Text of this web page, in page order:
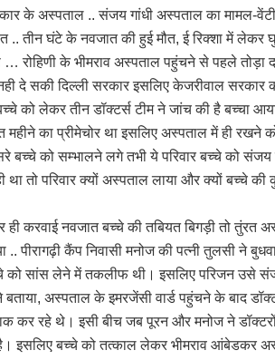
के अस्पताल .. संजय गांधी अस्पताल का मामल-
तीन घंटे के नवजात की हुई मौत, ई रिक्शा में लेकर
के भीमराव अस्पताल पहुंचने से पहले तोड़ा
दे सकी दिल्ली सरकार इसलिए केजरीवाल
को लेकर तीन डॉक्टर्स टीम ने जांच की है बच्चा
का प्रीमेचोर था इसलिए अस्पताल में ही रखने
बच्चे को सम्भालने लगे तभी ये परिवार बच्चे को संजय
तो परिवार क्यों अस्पताल लाया और क्यों बच्चे की
ही करवाई नवजात बच्चे की तबियत बिगड़ी तो तुंरत
पीरागढ़ी कैंप निवासी मनोज की पत्नी तुलसी ने
को सांस लेने में तकलीफ थी। इसलिए परिजन उसे
अस्पताल के इमरजेंसी वार्ड पहुंचने के बाद
कर रहे थे। इसी बीच जब पूरन और मनोज ने
इसलिए बच्चे को तत्काल लेकर भीमराव आंबेडकर